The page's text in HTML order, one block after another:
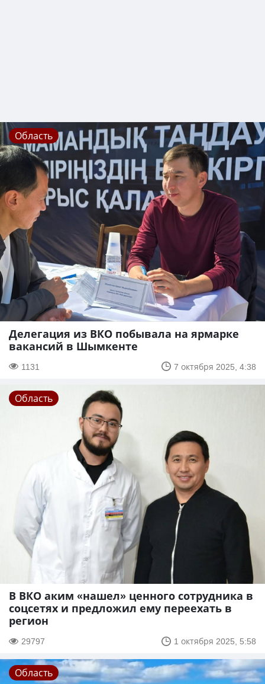
Область
Делегация из ВКО побывала на ярмарке
вакансий в Шымкенте
1131 7 октября 2025, 4:38
Область
В ВКО аким «нашел» ценного сотрудника в
соцсетях и предложил ему переехать в
регион
29797 1 октября 2025, 5:58
Область